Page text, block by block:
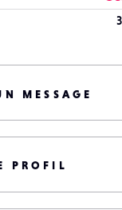
MESSAGE
PROFIL